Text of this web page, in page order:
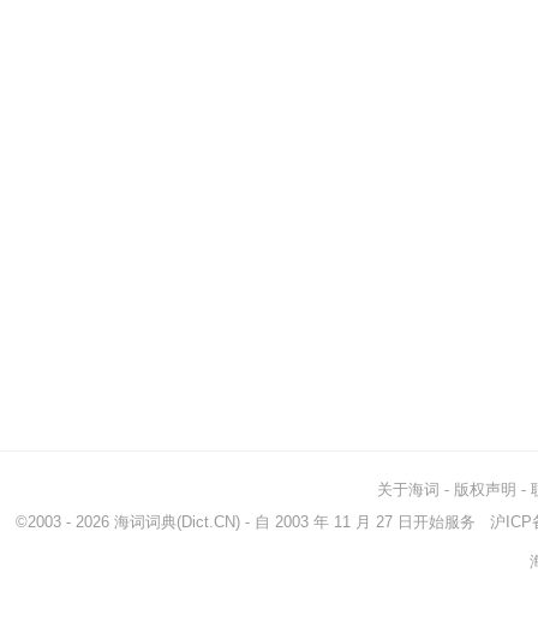
关于海词 - 版权声明 -
©2003 - 2026 海词词典(Dict.CN) - 自 2003 年 11 月 27 日开始服务 沪ICP